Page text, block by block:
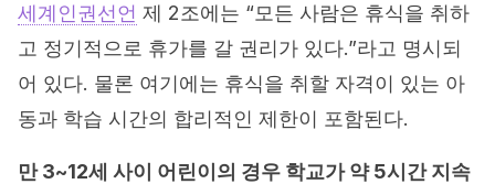
세계인권선언 제 2조에는 “모든 사람은 휴식을 취하
고 정기적으로 휴가를 갈 권리가 있다.”라고 명시되
어 있다. 물론 여기에는 휴식을 취할 자격이 있는 아
동과 학습 시간의 합리적인 제한이 포함된다.
만 3~12세 사이 어린이의 경우 학교가 약 5시간 지속